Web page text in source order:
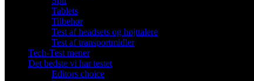
Tablets
Tilbehør
Test af headsets og højttalere
Test af transportmidler
Tech-Test mener
Det bedste vi har testet
Editors choice